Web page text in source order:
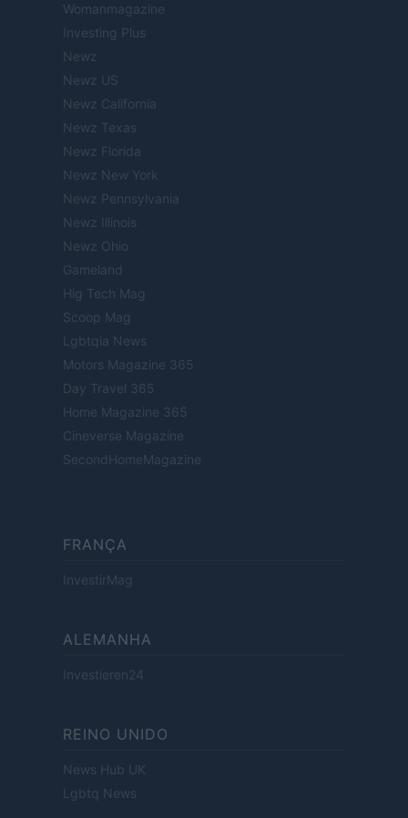
Womanmagazine
Investing Plus
Newz
Newz US
Newz California
Newz Texas
Newz Florida
Newz New York
Newz Pennsylvania
Newz Illinois
Newz Ohio
Gameland
Hig Tech Mag
Scoop Mag
Lgbtqia News
Motors Magazine 365
Day Travel 365
Home Magazine 365
Cineverse Magazine
SecondHomeMagazine
FRANÇA
InvestirMag
ALEMANHA
Investieren24
REINO UNIDO
News Hub UK
Lgbtq News